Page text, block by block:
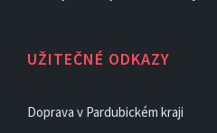
UŽITEČNÉ ODKAZY
Doprava v Pardubickém kraji